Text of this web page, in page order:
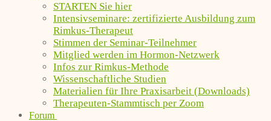
STARTEN Sie hier
Intensivseminare: zertifizierte Ausbildung zum
Rimkus-Therapeut
Stimmen der Seminar-Teilnehmer
Mitglied werden im Hormon-Netzwerk
Infos zur Rimkus-Methode
Wissenschaftliche Studien
Materialien für Ihre Praxisarbeit (Downloads)
Therapeuten-Stammtisch per Zoom
Forum